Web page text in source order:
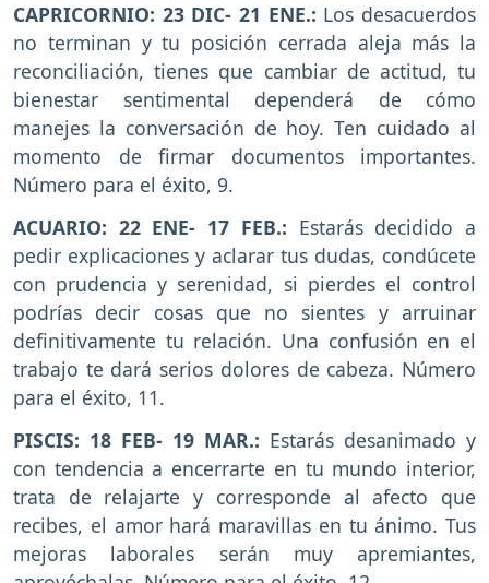
CAPRICORNIO: 23 DIC- 21 ENE.: Los desacuerdos
no terminan y tu posición cerrada aleja más la
reconciliación, tienes que cambiar de actitud, tu
bienestar sentimental dependerá de cómo
manejes la conversación de hoy. Ten cuidado al
momento de firmar documentos importantes.
Número para el éxito, 9.
ACUARIO: 22 ENE- 17 FEB.: Estarás decidido a
pedir explicaciones y aclarar tus dudas, condúcete
con prudencia y serenidad, si pierdes el control
podrías decir cosas que no sientes y arruinar
definitivamente tu relación. Una confusión en el
trabajo te dará serios dolores de cabeza. Número
para el éxito, 11.
PISCIS: 18 FEB- 19 MAR.: Estarás desanimado y
con tendencia a encerrarte en tu mundo interior,
trata de relajarte y corresponde al afecto que
recibes, el amor hará maravillas en tu ánimo. Tus
mejoras laborales serán muy apremiantes,